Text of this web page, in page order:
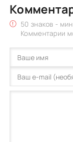
50 знаков -
Комментарии